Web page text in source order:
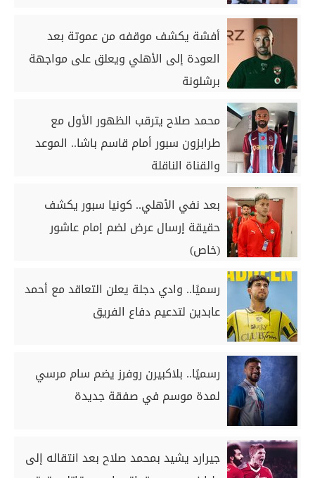
أفشة يكشف موقفه من عموتة بعد
العودة إلى الأهلي ويعلق على مواجهة
برشلونة
محمد صلاح يترقب الظهور الأول مع
طرابزون سبور أمام قاسم باشا.. الموعد
والقناة الناقلة
بعد نفي الأهلي.. كونيا سبور يكشف
حقيقة إرسال عرض لضم إمام عاشور
(خاص)
رسميًا.. وادي دجلة يعلن التعاقد مع أحمد
عابدين لتدعيم دفاع الفريق
رسميًا.. بلاكبيرن روفرز يضم سام مرسي
لمدة موسم في صفقة جديدة
جيرارد يشيد بمحمد صلاح بعد انتقاله إلى